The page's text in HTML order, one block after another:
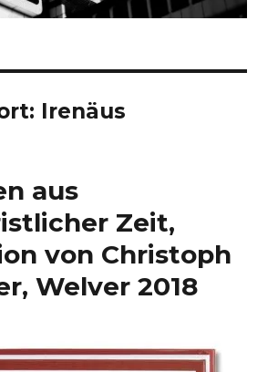
Irenäus
aus
Zeit,
von Christoph
Welver 2018